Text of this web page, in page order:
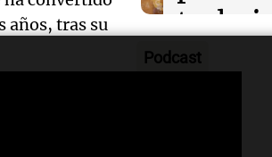
años, tras su
Episodios
en
el
Audio.
Podcast